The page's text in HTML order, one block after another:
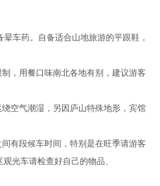
车药。自备适合山地旅游的平跟鞋，
，用餐口味南北各地有别，建议游客
空气潮湿，另因庐山特殊地形，宾馆
有段候车时间，特别是在旺季请游客
光车请检查好自己的物品、